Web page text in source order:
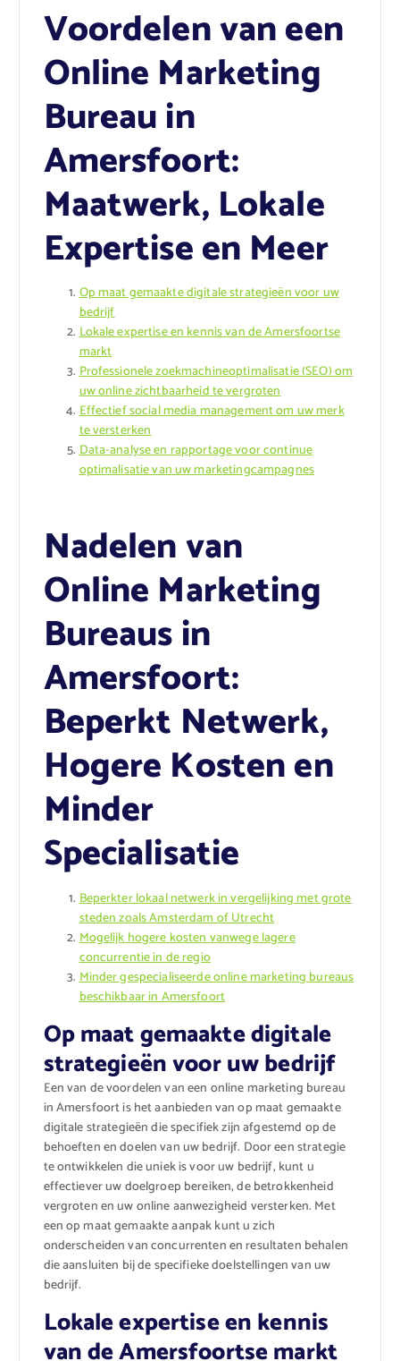
Voordelen van een
Online Marketing
Bureau in
Amersfoort:
Maatwerk, Lokale
Expertise en Meer
Op maat gemaakte digitale strategieën voor uw
bedrijf
Lokale expertise en kennis van de Amersfoortse
markt
Professionele zoekmachineoptimalisatie (SEO) om
uw online zichtbaarheid te vergroten
Effectief social media management om uw merk
te versterken
Data-analyse en rapportage voor continue
optimalisatie van uw marketingcampagnes
Nadelen van
Online Marketing
Bureaus in
Amersfoort:
Beperkt Netwerk,
Hogere Kosten en
Minder
Specialisatie
Beperkter lokaal netwerk in vergelijking met grote
steden zoals Amsterdam of Utrecht
Mogelijk hogere kosten vanwege lagere
concurrentie in de regio
Minder gespecialiseerde online marketing bureaus
beschikbaar in Amersfoort
Op maat gemaakte digitale
strategieën voor uw bedrijf
Een van de voordelen van een online marketing bureau
in Amersfoort is het aanbieden van op maat gemaakte
digitale strategieën die specifiek zijn afgestemd op de
behoeften en doelen van uw bedrijf. Door een strategie
te ontwikkelen die uniek is voor uw bedrijf, kunt u
effectiever uw doelgroep bereiken, de betrokkenheid
vergroten en uw online aanwezigheid versterken. Met
een op maat gemaakte aanpak kunt u zich
onderscheiden van concurrenten en resultaten behalen
die aansluiten bij de specifieke doelstellingen van uw
bedrijf.
Lokale expertise en kennis
van de Amersfoortse markt